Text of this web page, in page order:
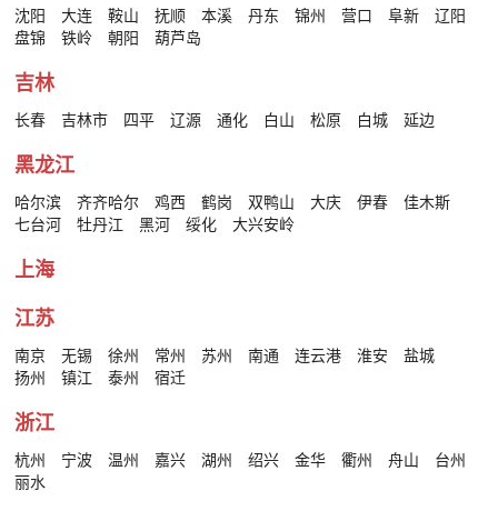
沈阳 大连 鞍山 抚顺 本溪 丹东 锦州 营口 阜新
辽阳
盘锦
铁岭 朝阳 葫芦岛
吉林
长春 吉林市 四平 辽源 通化 白山 松原 白城 延边
黑龙江
哈尔滨 齐齐哈尔 鸡西 鹤岗 双鸭山 大庆 伊春
佳木斯
七台河
牡丹江 黑河 绥化 大兴安岭
上海
江苏
南京 无锡 徐州 常州 苏州 南通 连云港 淮安
盐城
扬州
镇江 泰州 宿迁
浙江
杭州 宁波 温州 嘉兴 湖州 绍兴 金华 衢州 舟山
台州
丽水